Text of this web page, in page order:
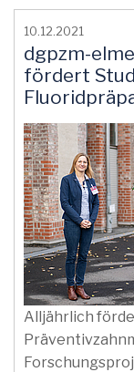
10.12.2021
dgpzm-
fördert
Alljährlich